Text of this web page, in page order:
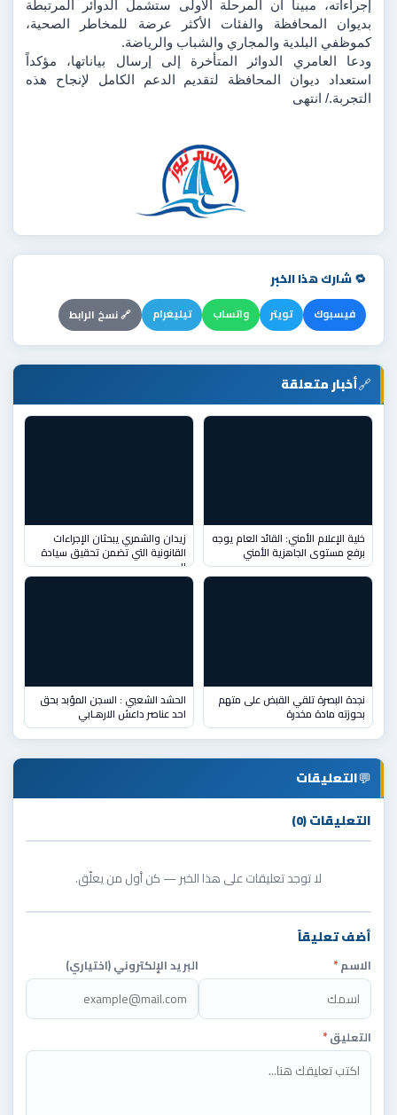
كموظفي البلدية والمجاري والشباب والرياضة.
التجربة./ انتهى
🔁 شارك هذا الخبر
فيسبوك تويتر واتساب تيليغرام 🔗 نسخ الرابط
🔗أخبار متعلقة
خلية الإعلام الأمني: القائد العام يوجه
برفع مستوى الجاهزية الأمني
زيدان والشمري يبحثان الإجراءات
القانونية التي تضمن تحقيق سيادة
ال
نجدة البصرة تلقي القبض على متهم
بحوزته مادة مخدرة
الحشد الشعبي : السجن المؤبد بحق
احد عناصر داعش الارهـابي
💬التعليقات
التعليقات (0)
لا توجد تعليقات على هذا الخبر — كن أول من يعلّق.
أضف تعليقاً
الاسم* البريد الإلكتروني (اختياري)
التعليق*